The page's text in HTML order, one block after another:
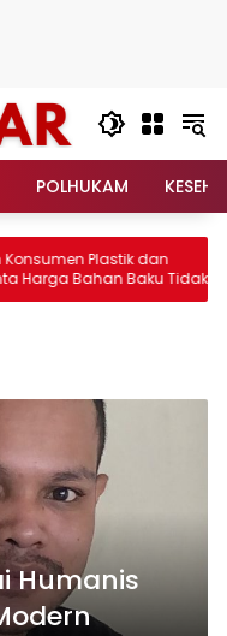
POLHUKAM
Plastik dan
Bahan Baku Tidak
Humanis